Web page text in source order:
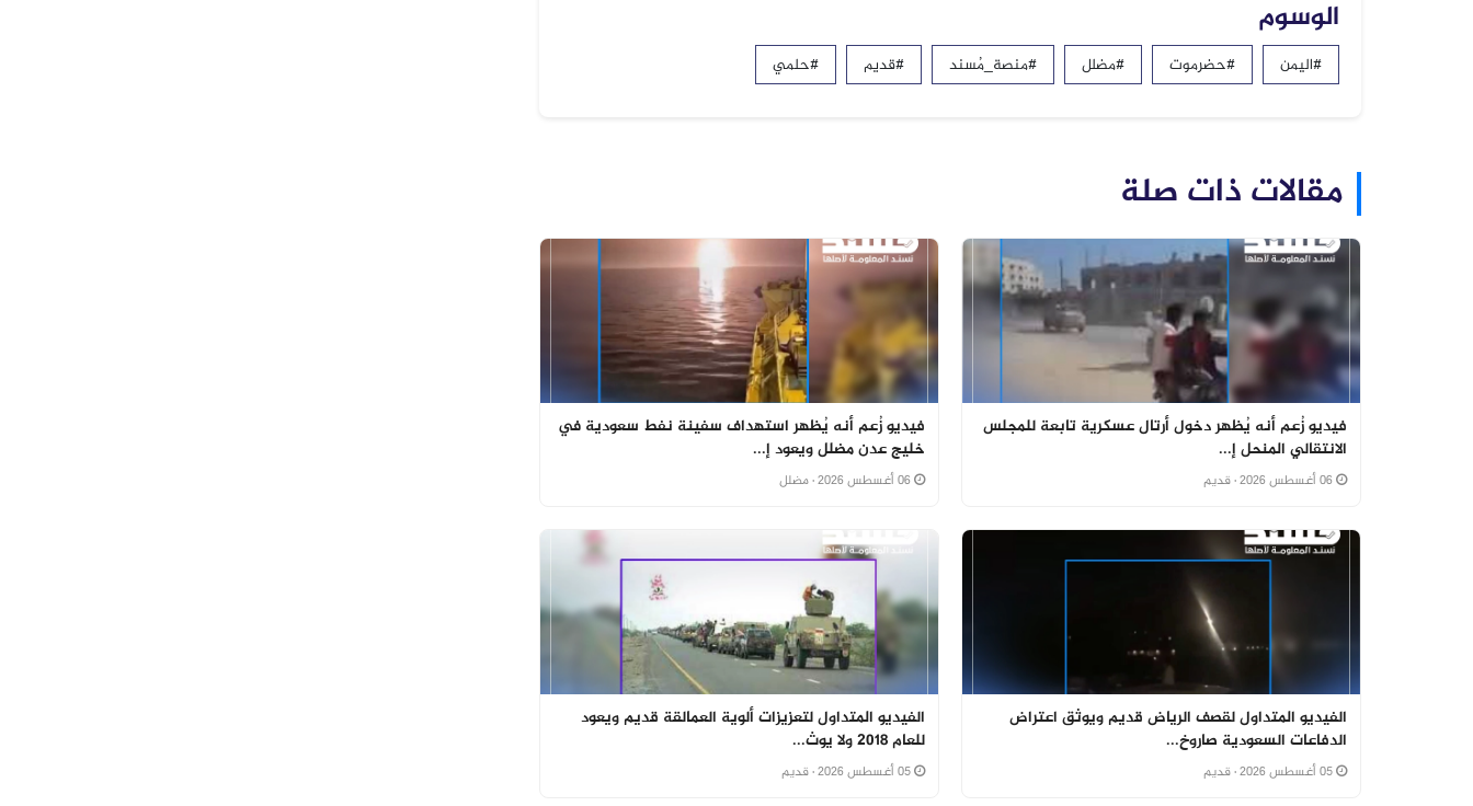
الوسوم
#اليمن #حضرموت #مضلل #منصة_مُسند #قديم #حلمي
مقالات ذات صلة
فيديو زُعم أنه يُظهر دخول أرتال عسكرية تابعة للمجلس
الانتقالي المنحل إ...
· قديم
فيديو زُعم أنه يُظهر استهداف سفينة نفط سعودية في
خليج عدن مضلل ويعود إ...
· مضلل
الفيديو المتداول لقصف الرياض قديم ويوثق اعتراض
الدفاعات السعودية صاروخ...
· قديم
الفيديو المتداول لتعزيزات ألوية العمالقة قديم ويعود
للعام 2018 ولا يوث...
· قديم